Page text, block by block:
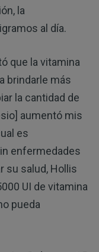
la
al día.
que la vitamina
brindarle más
la cantidad de
aumentó mis
es
enfermedades
su salud, Hollis
UI de vitamina
pueda